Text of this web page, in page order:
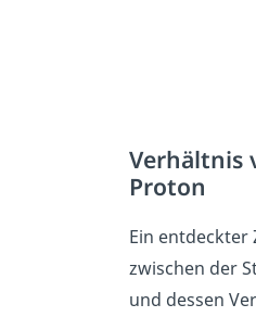
Verhältnis
Proton
Ein entdeckter
zwischen der
und dessen